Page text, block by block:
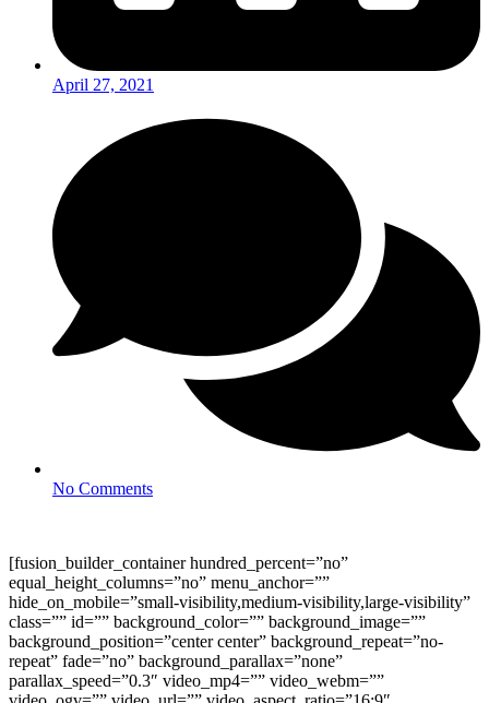
April 27, 2021
No Comments
[fusion_builder_container hundred_percent=”no”
equal_height_columns=”no” menu_anchor=””
hide_on_mobile=”small-visibility,medium-visibility,large-visibility”
class=”” id=”” background_color=”” background_image=””
background_position=”center center” background_repeat=”no-
repeat” fade=”no” background_parallax=”none”
parallax_speed=”0.3″ video_mp4=”” video_webm=””